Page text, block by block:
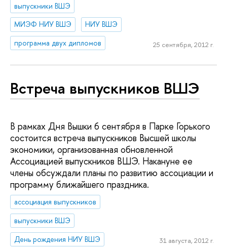
выпускники ВШЭ
МИЭФ НИУ ВШЭ
НИУ ВШЭ
программа двух дипломов
25 сентября, 2012 г.
Встреча выпускников ВШЭ
В рамках Дня Вышки 6 сентября в Парке Горького
состоится встреча выпускников Высшей школы
экономики, организованная обновленной
Ассоциацией выпускников ВШЭ. Накануне ее
члены обсуждали планы по развитию ассоциации и
программу ближайшего праздника.
ассоциация выпускников
выпускники ВШЭ
День рождения НИУ ВШЭ
31 августа, 2012 г.